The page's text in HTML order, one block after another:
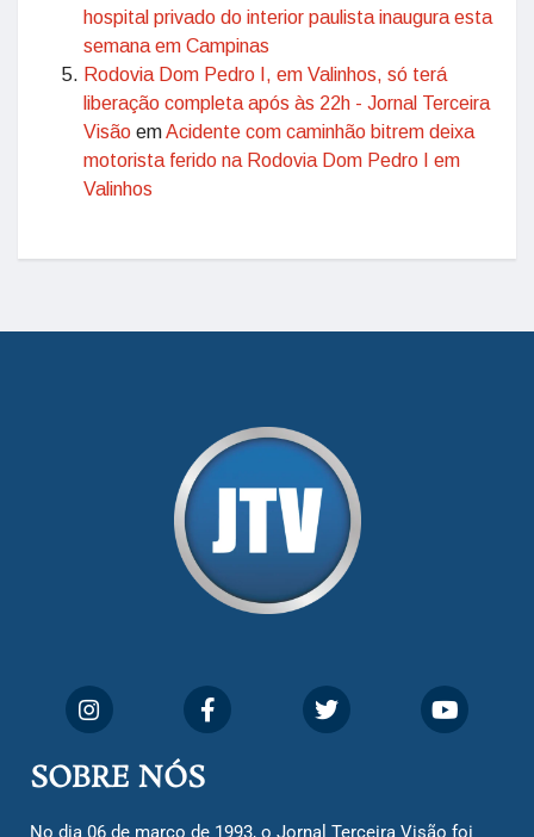
hospital privado do interior paulista inaugura esta
semana em Campinas
Rodovia Dom Pedro I, em Valinhos, só terá
liberação completa após às 22h - Jornal Terceira
Visão emAcidente com caminhão bitrem deixa
motorista ferido na Rodovia Dom Pedro I em
Valinhos
SOBRE NÓS
No dia 06 de março de 1993, o Jornal Terceira Visão foi